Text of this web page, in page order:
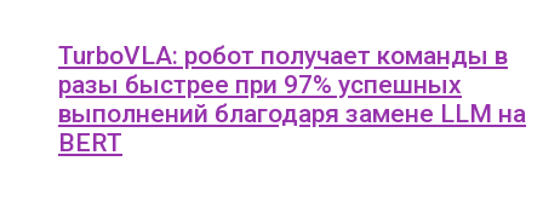
TurboVLA: робот получает команды в
разы быстрее при 97% успешных
выполнений благодаря замене LLM на
BERT